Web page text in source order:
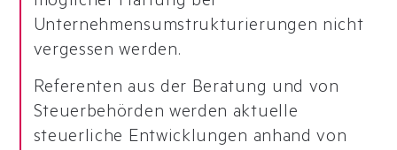
Unternehmensumstrukturierungen nicht
vergessen werden.
Referenten aus der Beratung und von
Steuerbehörden werden aktuelle
steuerliche Entwicklungen anhand von